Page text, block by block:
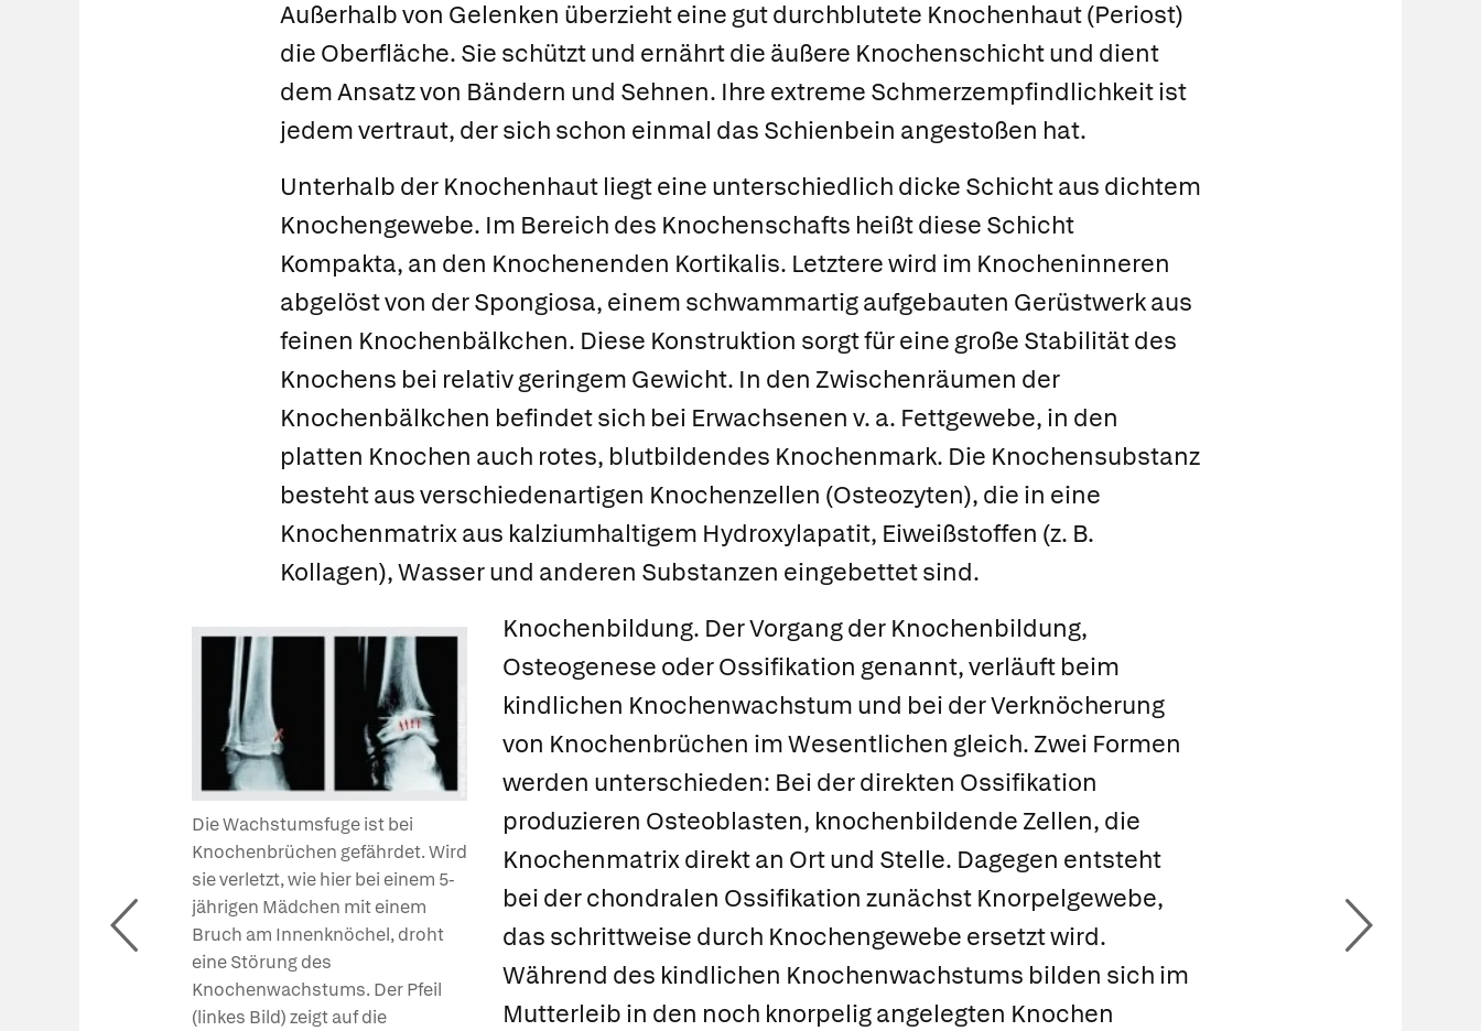
Außerhalb von Gelenken überzieht eine gut durchblutete Knochenhaut(Periost)
die Oberfläche. Sie schützt und ernährt die äußere Knochenschicht und dient
dem Ansatz von Bändern und Sehnen. Ihre extreme Schmerzempfindlichkeit ist
jedem vertraut, der sich schon einmal das Schienbein angestoßen hat.
Unterhalb der Knochenhaut liegt eine unterschiedlich dicke Schicht aus dichtem
Knochengewebe. Im Bereich des Knochenschafts heißt diese Schicht
Kompakta, an den Knochenenden Kortikalis. Letztere wird im Knocheninneren
abgelöst von derSpongiosa, einem schwammartig aufgebauten Gerüstwerk aus
feinen Knochenbälkchen. Diese Konstruktion sorgt für eine große Stabilität des
Knochens bei relativ geringem Gewicht. In den Zwischenräumen der
Knochenbälkchen befindet sich bei Erwachsenen v. a. Fettgewebe, in den
platten Knochen auch rotes, blutbildendes Knochenmark. Die Knochensubstanz
besteht aus verschiedenartigen Knochenzellen (Osteozyten), die in eine
Knochenmatrixaus kalziumhaltigem Hydroxylapatit, Eiweißstoffen (z. B.
Kollagen), Wasser und anderen Substanzen eingebettet sind.
Die Wachstumsfuge ist bei
Knochenbrüchen gefährdet. Wird
sie verletzt, wie hier bei einem 5-
jährigen Mädchen mit einem
Bruch am Innenknöchel, droht
eine Störung des
Knochenwachstums. Der Pfeil
(linkes Bild) zeigt auf die
Knochenbildung. Der Vorgang der Knochenbildung,
Osteogenese oder Ossifikation genannt, verläuft beim
kindlichen Knochenwachstum und bei der Verknöcherung
von Knochenbrüchen im Wesentlichen gleich. Zwei Formen
werden unterschieden: Bei derdirekten Ossifikation
produzieren Osteoblasten, knochenbildende Zellen, die
Knochenmatrix direkt an Ort und Stelle. Dagegen entsteht
bei derchondralen Ossifikation zunächst Knorpelgewebe,
das schrittweise durch Knochengewebe ersetzt wird.
Während des kindlichen Knochenwachstums bilden sich im
Mutterleib in den noch knorpelig angelegten Knochen